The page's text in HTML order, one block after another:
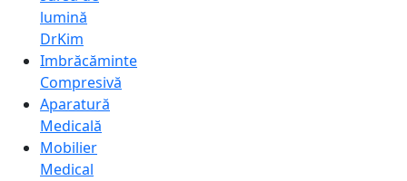
lumină
DrKim
Imbrăcăminte
Compresivă
Aparatură
Medicală
Mobilier
Medical